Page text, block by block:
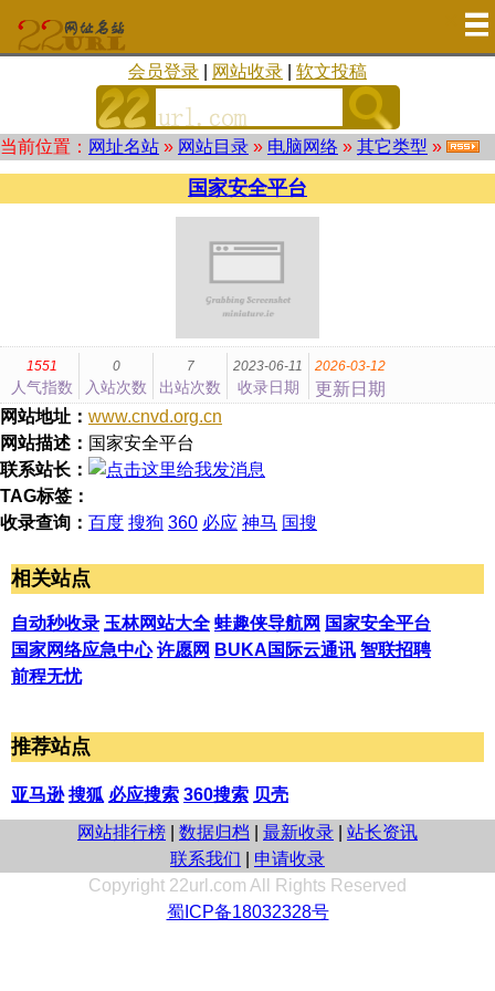
会员登录 网站收录 软文投稿
当前位置： 网址名站 » 网站目录 » 电脑网络 » 其它类型 »
国家安全平台
1551
人气指数
0
入站次数
7
出站次数
2023-06-11
收录日期
2026-03-12
更新日期
网站地址： www.cnvd.org.cn
网站描述： 国家安全平台
联系站长：
TAG标签：
收录查询： 百度 搜狗 360 必应 神马 国搜
相关站点
自动秒收录 玉林网站大全 蛙趣侠导航网 国家安全平台
国家网络应急中心 许愿网 BUKA国际云通讯 智联招聘
前程无忧
推荐站点
亚马逊 搜狐 必应搜索 360搜索 贝壳
网站排行榜
数据归档 最新收录
站长资讯
联系我们
申请收录
Copyright 22url.com All Rights Reserved
蜀ICP备18032328号